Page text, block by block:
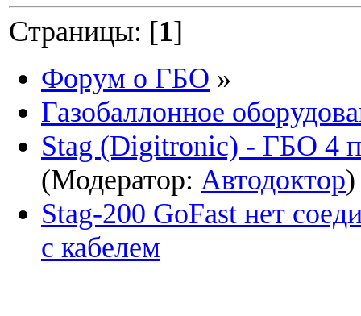
Страницы: [1]
Форум о ГБО »
Газобаллонное
Stag (Digitronic) - ГБО 4
(Модератор: Автодоктор
Stag-200 GoFast нет
с кабелем